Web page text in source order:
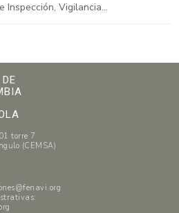
Inspección, Vigilancia...
torre 7
(CEMSA)